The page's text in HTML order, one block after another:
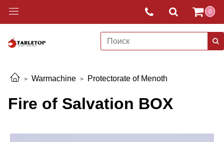
0
Warmachine Protectorate of Menoth
Fire of Salvation BOX